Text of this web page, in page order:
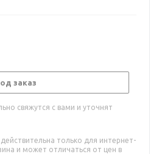
заказ
свяжутся с вами и уточнят
только для интернет-
и может отличаться от цен в